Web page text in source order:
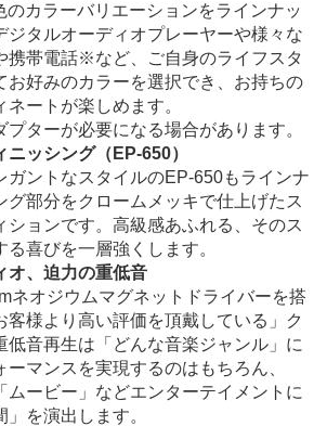
のカラーバリエーションをラインナッ
ジタルオーディオプレーヤーや様々な
携帯電話※など、ご自身のライフスタ
お好みのカラーを選択でき、お持ちの
ートが楽しめます。
プターが必要になる場合があります。
ニッシング（EP-650）
ガントなスタイルのEP-650もラインナ
グ部分をクロームメッキで仕上げたス
ションです。高級感あふれる、そのス
る喜びを一層強くします。
オ、迫力の重低音
ネオジウムマグネットドライバーを搭
客様より高い評価を頂戴している」ク
低音再生は「どんな音楽ジャンル」に
ーマンスを実現するのはもちろん、
ムービー」などエンターテイメントに
」を演出します。